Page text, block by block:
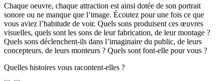
Chaque oeuvre, chaque attraction est ainsi dotée de son portrait
sonore ou ne manque que l’image. Écoutez pour une fois ce que
vous aviez l’habitude de voir. Quels sons produisent ces œuvres
visuelles, quels sont les sons de leur fabrication, de leur montage ?
Quels sons déclenchent-ils dans l’imaginaire du public, de leurs
concepteurs, de leurs monteurs ? Quels sont font-elle pour vous ?
Quelles histoires vous racontent-elles ?